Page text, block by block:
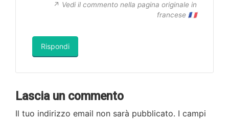
Vedi il commento nella pagina originale in
francese 🇫🇷
Rispondi
Lascia un commento
Il tuo indirizzo email non sarà pubblicato. I campi